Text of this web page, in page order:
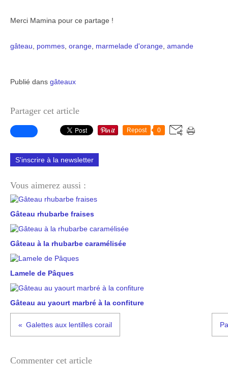
Merci Mamina pour ce partage !
gâteau pommes orange marmelade d'orange amande
Publié dans gâteaux
Partager cet article
Repost 0
S'inscrire à la newsletter
Vous aimerez aussi :
Gâteau rhubarbe fraises
Gâteau à la rhubarbe caramélisée
Lamele de Pâques
Gâteau au yaourt marbré à la confiture
Galettes aux lentilles corail
Commenter cet article